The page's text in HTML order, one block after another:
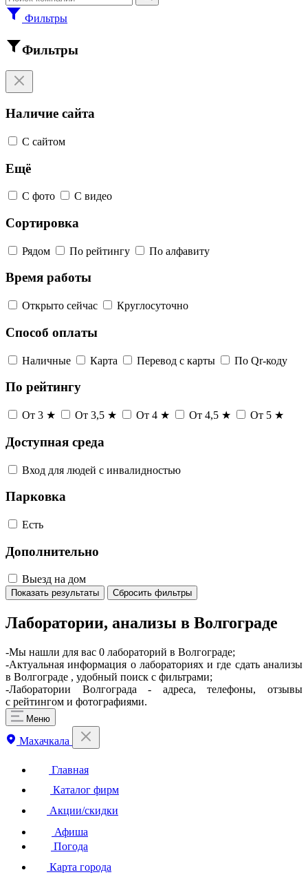
Фильтры
Фильтры
Наличие сайта
С сайтом
Ещё
С фото С видео
Сортировка
Рядом По рейтингу По алфавиту
Время работы
Открыто сейчас Круглосуточно
Способ оплаты
Наличные Карта Перевод с карты По Qr-коду
По рейтингу
От 3 ★ От 3,5 ★ От 4 ★ От 4,5 ★ От 5 ★
Доступная среда
Вход для людей с инвалидностью
Парковка
Есть
Дополнительно
Выезд на дом
Показать результаты Сбросить фильтры
Лаборатории, анализы в Волгограде
-Мы нашли для вас 0 лабораторий в Волгограде;
-Актуальная информация о лабораториях и где сдать анализы
в Волгограде , удобный поиск с фильтрами;
-Лаборатории Волгограда - адреса, телефоны, отзывы
с рейтингом и фотографиями.
Меню
Махачкала
Главная
Каталог фирм
Акции/скидки
Афиша
Погода
Карта города